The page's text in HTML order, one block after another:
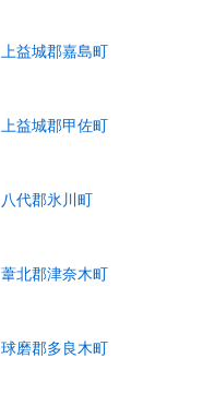
上益城郡嘉島町
上益城郡甲佐町
八代郡氷川町
葦北郡津奈木町
球磨郡多良木町